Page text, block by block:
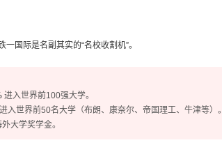
国际是名副其实的“名校收割机”。
进入世界前100强大学。
入世界前50名大学（布朗、康奈尔、帝国理工、牛津等）。
大学奖学金。